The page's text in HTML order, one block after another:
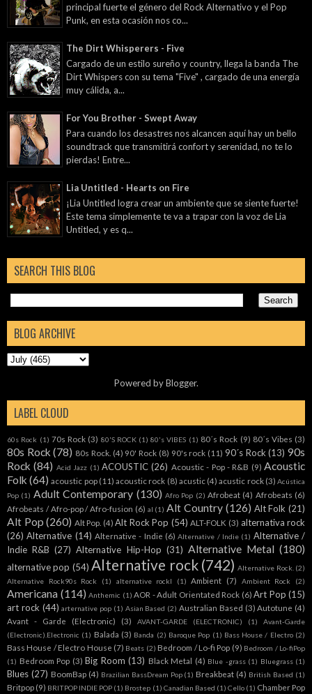
principal fuerte el género del Rock Alternativo y el Pop
Punk, en esta ocasión nos co...
The Dirt Whisperers - Five
Cargado de un estilo sureño y country, llega la banda The
Dirt Whispers con su tema "Five" , cargado de una energía
muy cálida, a...
For You Brother - Swept Away
Para cuando los desastres nos alcancen aquí hay un bello
soundtrack que transmitirá confort y serenidad, no te lo
pierdas! Entre...
Lia Untitled - Hearts on Fire
¡Lia Untitled logra crear un ambiente que se siente fuerte!
Este tema simplemente te va a trapar con la voz de Lia
Untitled, y es q...
SEARCH THIS BLOG
BLOG ARCHIVE
Powered byBlogger.
LABEL CLOUD
60s Rock (1) 70s Rock (3) 80'S ROCK (1) 80's VIBES (1) 80´s Rock (9) 80´s Vibes (3)
80s Rock (78) 80s Rock. (4) 90' Rock (8) 90's rock (11) 90´s Rock (13) 90s
Rock (84) Acid Jazz (1) ACOUSTIC (26) Acoustic - Pop - R&B (9) Acoustic
Folk (64) acoustic pop (11) acoustic rock (8) acustic (4) acustic rock (3) Acústica
Pop (1) Adult Contemporary (130) Afro Pop (2) Afrobeat (4) Afrobeats (6)
Afrobeats / Afro-pop / Afro-fusion (6) al (1) Alt Country (126) Alt Folk (21)
Alt Pop (260) Alt Pop. (4) Alt Rock Pop (54) ALT-FOLK (3) alternativa rock
(26) Alternative (14) Alternative - Indie (6) Alternative / Indie (1) Alternative /
Indie R&B (27) Alternative Hip-Hop (31) Alternative Metal (180)
alternative pop (54) Alternative rock (742) Alternative Rock. (2)
Alternative Rock90s Rock
(1) alternative rockl (1) Ambient (7) Ambient Rock (2)
Americana (114) Anthemic (1) AOR - Adult Orientated Rock (6) Art Pop (15)
art rock (44) arternative pop (1) Asian Based (2) Australian Based (3) Autotune (4)
Avant - Garde (Electronic)
(3) AVANT-GARDE (ELECTRONIC) (1)
Avant-Garde
(Electronic).Electronic (1) Balada (3) Banda (2) Baroque Pop (1) Bass House / Electro (2)
Bass House / Electro House (7) Beats (2) Bedroom / Lo-fi Pop (9) Bedroom / Lo-fiPop
(1) Bedroom Pop (3) Big Room (13) Black Metal (4) Blue -grass (1) Bluegrass (1)
Blues (27) BoomBap (4) Brazilian BassDream Pop (1) Breakbeat (4) British Based (1)
Britpop (9) BRITPOP INDIE POP (1) Brostep (1) Canadian Based (1) Cello (1) Chamber Pop